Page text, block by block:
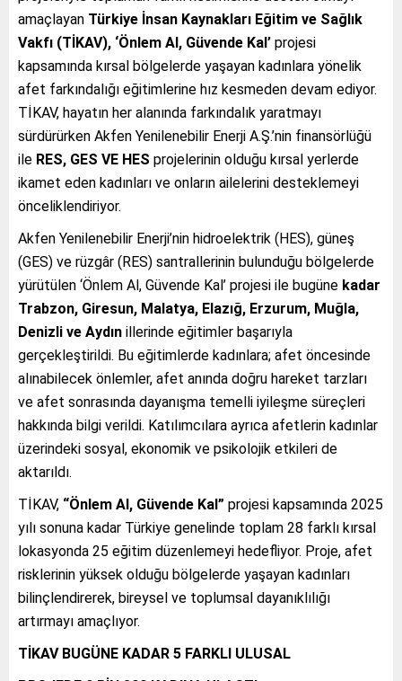
amaçlayan Türkiye İnsan Kaynakları Eğitim ve Sağlık
Vakfı (TİKAV), ‘Önlem Al, Güvende Kal’ projesi
kapsamında kırsal bölgelerde yaşayan kadınlara yönelik
afet farkındalığı eğitimlerine hız kesmeden devam ediyor.
TİKAV, hayatın her alanında farkındalık yaratmayı
sürdürürken Akfen Yenilenebilir Enerji A.Ş.’nin finansörlüğü
ile RES, GES VE HES projelerinin olduğu kırsal yerlerde
ikamet eden kadınları ve onların ailelerini desteklemeyi
önceliklendiriyor.
Akfen Yenilenebilir Enerji’nin hidroelektrik (HES), güneş
(GES) ve rüzgâr (RES) santrallerinin bulunduğu bölgelerde
yürütülen ‘Önlem Al, Güvende Kal’ projesi ile bugüne kadar
Trabzon, Giresun, Malatya, Elazığ, Erzurum, Muğla,
Denizli ve Aydın illerinde eğitimler başarıyla
gerçekleştirildi. Bu eğitimlerde kadınlara; afet öncesinde
alınabilecek önlemler, afet anında doğru hareket tarzları
ve afet sonrasında dayanışma temelli iyileşme süreçleri
hakkında bilgi verildi. Katılımcılara ayrıca afetlerin kadınlar
üzerindeki sosyal, ekonomik ve psikolojik etkileri de
aktarıldı.
TİKAV, “Önlem Al, Güvende Kal” projesi kapsamında 2025
yılı sonuna kadar Türkiye genelinde toplam 28 farklı kırsal
lokasyonda 25 eğitim düzenlemeyi hedefliyor. Proje, afet
risklerinin yüksek olduğu bölgelerde yaşayan kadınları
bilinçlendirerek, bireysel ve toplumsal dayanıklılığı
artırmayı amaçlıyor.
TİKAV BUGÜNE KADAR 5 FARKLI ULUSAL